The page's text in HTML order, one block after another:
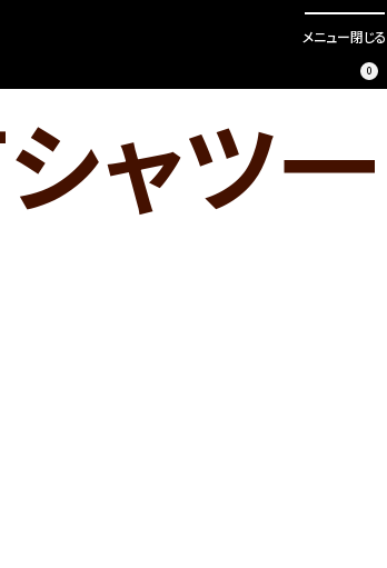
0
メニュー閉じる
ャツ一